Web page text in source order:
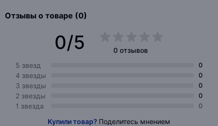
Отзывы о товаре (0)
0/5
0 отзывов
5 звезд
0
4 звезды 0
3 звезды 0
2 звезды 0
1 звезда 0
Купили товар? Поделитесь мнением